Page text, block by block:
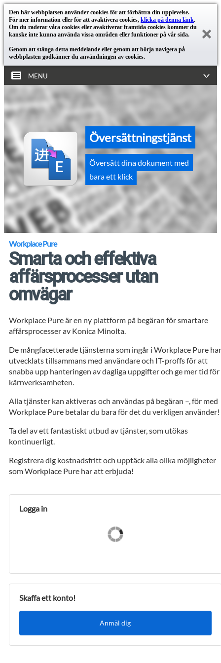
Den här webbplatsen använder cookies för att förbättra din upplevelse.
För mer information eller för att avaktivera cookies, klicka på denna länk.
Om du raderar våra cookies eller avaktiverar framtida cookies kommer du
kanske inte kunna använda vissa områden eller funktioner på vår sida.
Genom att stänga detta meddelande eller genom att börja navigera på
webbplasten godkänner du användningen av cookies.
MENU
Översättningstjänst
Översätt dina dokument med
bara ett klick
Workplace Pure
Smarta och effektiva
affärsprocesser utan
omvägar
Workplace Pure är en ny plattform på begäran för smartare
affärsprocesser av Konica Minolta.
De mångfacetterade tjänsterna som ingår i Workplace Pure
utvecklats tillsammans med användare och IT-proffs för att
snabba upp hanteringen av dagliga uppgifter och ge mer tid för
kärnverksamheten.
Alla tjänster kan aktiveras och användas på begäran –, för med
Workplace Pure betalar du bara för det du verkligen använder!
Ta del av ett fantastiskt utbud av tjänster, som utökas
kontinuerligt.
Registrera dig kostnadsfritt och upptäck alla olika möjligheter
som Workplace Pure har att erbjuda!
Logga in
Skaffa ett konto!
Anmäl dig